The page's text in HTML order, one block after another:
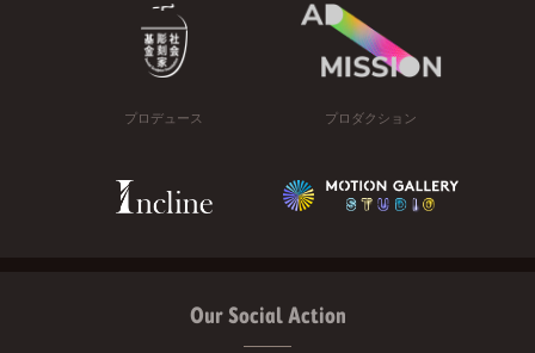
プロデュース プロダクション
Our Social Action